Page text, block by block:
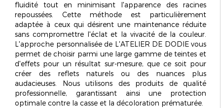
fluidité tout en minimisant l'apparence des racines
repoussées. Cette méthode est particulièrement
adaptée à ceux qui désirent une maintenance réduite
sans compromettre l'éclat et la vivacité de la couleur.
L'approche personnalisée de L'ATELIER DE DODIE vous
permet de choisir parmi une large gamme de teintes et
d'effets pour un résultat sur-mesure, que ce soit pour
créer des reflets naturels ou des nuances plus
audacieuses. Nous utilisons des produits de qualité
professionnelle, garantissant ainsi une protection
optimale contre la casse et la décoloration prématurée.